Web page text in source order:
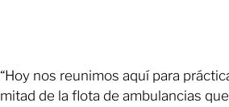
“Hoy nos reunimos aquí para
mitad de la flota de ambulancias